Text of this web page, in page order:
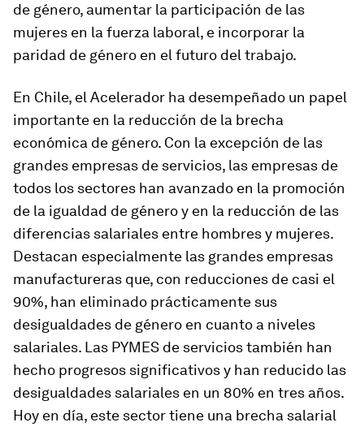
de género, aumentar la participación de las
mujeres en la fuerza laboral, e incorporar la
paridad de género en el futuro del trabajo.
En Chile, el Acelerador ha desempeñado un papel
importante en la reducción de la brecha
económica de género. Con la excepción de las
grandes empresas de servicios, las empresas de
todos los sectores han avanzado en la promoción
de la igualdad de género y en la reducción de las
diferencias salariales entre hombres y mujeres.
Destacan especialmente las grandes empresas
manufactureras que, con reducciones de casi el
90%, han eliminado prácticamente sus
desigualdades de género en cuanto a niveles
salariales. Las PYMES de servicios también han
hecho progresos significativos y han reducido las
desigualdades salariales en un 80% en tres años.
Hoy en día, este sector tiene una brecha salarial